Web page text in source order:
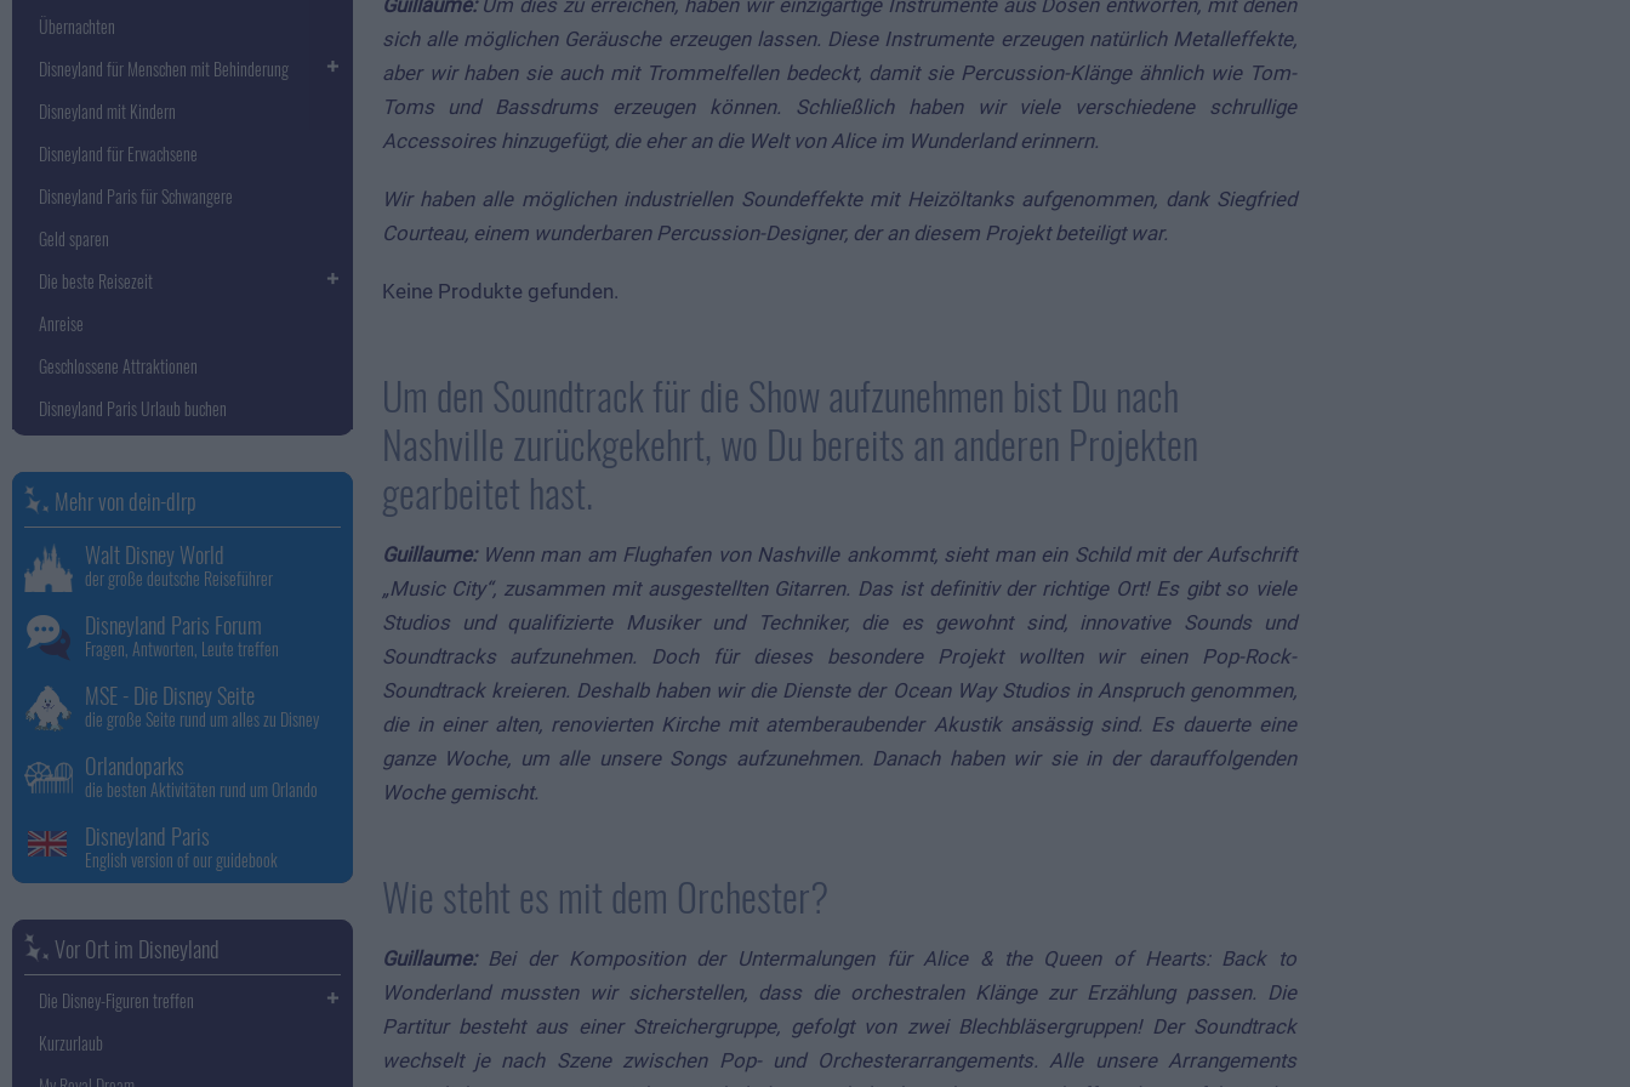
sich alle möglichen Geräusche erzeugen lassen. Diese Instrumente erzeugen natürlich Metalleffekte,
aber wir haben sie auch mit Trommelfellen bedeckt, damit sie Percussion-Klänge ähnlich wie Tom-
Toms und Bassdrums erzeugen können. Schließlich haben wir viele verschiedene schrullige
Accessoires hinzugefügt, die eher an die Welt von Alice im Wunderland erinnern.
Wir haben alle möglichen industriellen Soundeffekte mit Heizöltanks aufgenommen, dank Siegfried
Courteau, einem wunderbaren Percussion-Designer, der an diesem Projekt beteiligt war.
Keine Produkte gefunden.
Um den Soundtrack für die Show aufzunehmen bist Du nach
Nashville zurückgekehrt, wo Du bereits an anderen Projekten
gearbeitet hast.
Guillaume: Wenn man am Flughafen von Nashville ankommt, sieht man ein Schild mit der Aufschrift
„Music City“, zusammen mit ausgestellten Gitarren. Das ist definitiv der richtige Ort! Es gibt so viele
Studios und qualifizierte Musiker und Techniker, die es gewohnt sind, innovative Sounds und
Soundtracks aufzunehmen. Doch für dieses besondere Projekt wollten wir einen Pop-Rock-
Soundtrack kreieren. Deshalb haben wir die Dienste der Ocean Way Studios in Anspruch genommen,
die in einer alten, renovierten Kirche mit atemberaubender Akustik ansässig sind. Es dauerte eine
ganze Woche, um alle unsere Songs aufzunehmen. Danach haben wir sie in der darauffolgenden
Woche gemischt.
Wie steht es mit dem Orchester?
Guillaume: Bei der Komposition der Untermalungen für Alice & the Queen of Hearts: Back to
Wonderland mussten wir sicherstellen, dass die orchestralen Klänge zur Erzählung passen. Die
Partitur besteht aus einer Streichergruppe, gefolgt von zwei Blechbläsergruppen! Der Soundtrack
wechselt je nach Szene zwischen Pop- und Orchesterarrangements. Alle unsere Arrangements
Übernachten
Disneyland für Menschen mit Behinderung
Disneyland mit Kindern
Disneyland für Erwachsene
Disneyland Paris für Schwangere
Geld sparen
Die beste Reisezeit
Anreise
Geschlossene Attraktionen
Disneyland Paris Urlaub buchen
Mehr von dein-dlrp
Walt Disney World
der große deutsche Reiseführer
Disneyland Paris Forum
Fragen, Antworten, Leute treffen
MSE - Die Disney Seite
die große Seite rund um alles zu Disney
Orlandoparks
die besten Aktivitäten rund um Orlando
Disneyland Paris
English version of our guidebook
Vor Ort im Disneyland
Die Disney-Figuren treffen
Kurzurlaub